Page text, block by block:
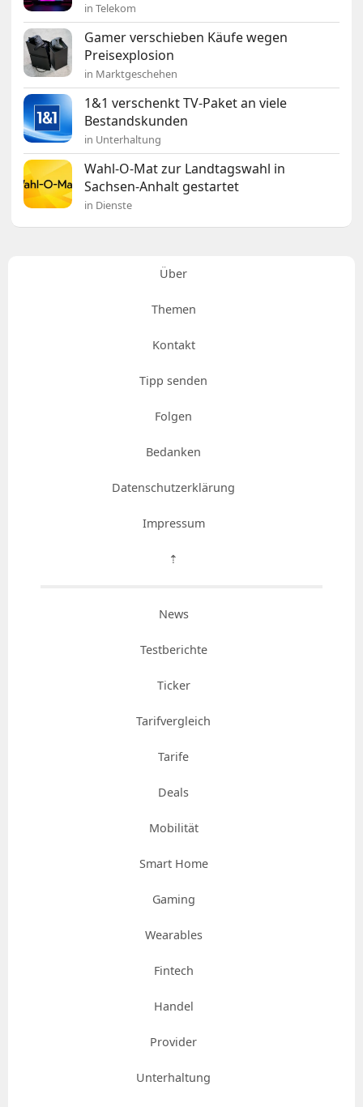
in Telekom
Gamer verschieben Käufe wegen
Preisexplosion
in Marktgeschehen
1&1 verschenkt TV-Paket an viele
Bestandskunden
in Unterhaltung
Wahl-O-Mat zur Landtagswahl in
Sachsen-Anhalt gestartet
in Dienste
Über
Themen
Kontakt
Tipp senden
Folgen
Bedanken
Datenschutzerklärung
Impressum
⇡
News
Testberichte
Ticker
Tarifvergleich
Tarife
Deals
Mobilität
Smart Home
Gaming
Wearables
Fintech
Handel
Provider
Unterhaltung